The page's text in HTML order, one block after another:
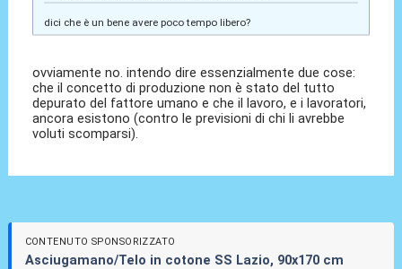
dici che è un bene avere poco tempo libero?
ovviamente no. intendo dire essenzialmente due cose:
che il concetto di produzione non è stato del tutto
depurato del fattore umano e che il lavoro, e i lavoratori,
ancora esistono (contro le previsioni di chi li avrebbe
voluti scomparsi).
CONTENUTO SPONSORIZZATO
Asciugamano/Telo in cotone SS Lazio, 90x170 cm